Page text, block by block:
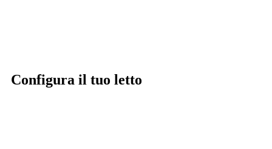
Configura il tuo letto